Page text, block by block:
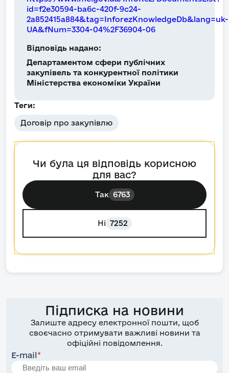
id=f2e30594-ba6c-420f-9c24-
2a852415a884&tag=InforezKnowledgeDb&lang=uk-
UA&fNum=3304-04%2F36904-06
Відповідь надано:
Департаментом сфери публічних
закупівель та конкурентної політики
Міністерства економіки України
Теги:
Договір про закупівлю
Чи була ця відповідь корисною
для вас?
Так 6763
Ні 7252
Підписка на новини
Залиште адресу електронної пошти, щоб
своєчасно отримувати важливі новини та
офіційні повідомлення.
E-mail*